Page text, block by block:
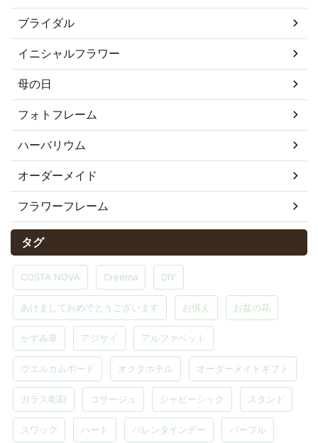
ブライダル
イニシャルフラワー
母の日
フォトフレーム
ハーバリウム
オーダーメイド
フラワーフレーム
タグ
COSTA NOVA Creema DIY
あけましておめでとうございます お供え お盆の花
かすみ草 アジサイ アルファベット
ウエルカムボード オクタホテル オーダーメイドギフト
ガラス彫刻 コサージュ シャビーシック スタンド
スワッグ ハート バレンタインデー パープル